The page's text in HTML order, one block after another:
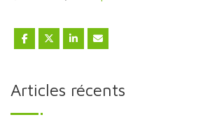
Articles récents